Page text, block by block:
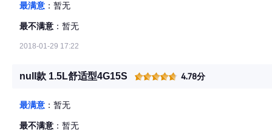
最满意 ：暂无
最不满意 ：暂无
2018-01-29 17:22
null款 1.5L舒适型4G15S 4.78分
最满意 ：暂无
最不满意 ：暂无